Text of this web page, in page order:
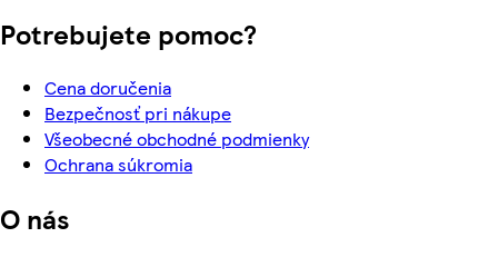
Potrebujete pomoc?
Cena doručenia
Bezpečnosť pri nákupe
Všeobecné obchodné podmienky
Ochrana súkromia
O nás